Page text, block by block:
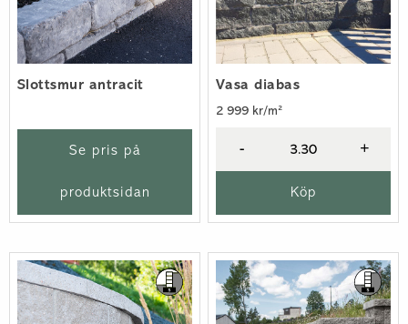
Slottsmur antracit
Se pris på
produktsidan
Vasa diabas
2 999 kr/m²
- +
Köp